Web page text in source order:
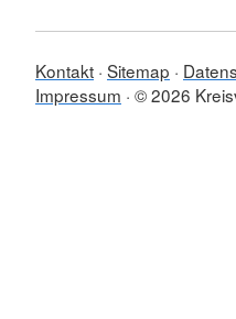
Kontakt Sitemap
Impressum © 2026